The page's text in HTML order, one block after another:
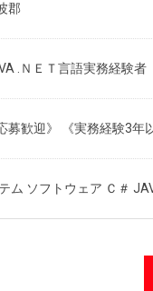
郡
.ＮＥＴ言語実務経験者
募歓迎》 《実務経験3
ム ソフトウェア Ｃ＃